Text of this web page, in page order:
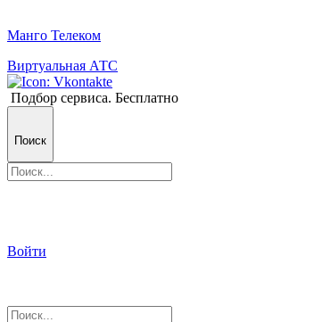
Манго Телеком
Виртуальная АТС
Подбор сервиса. Бесплатно
Поиск
Войти